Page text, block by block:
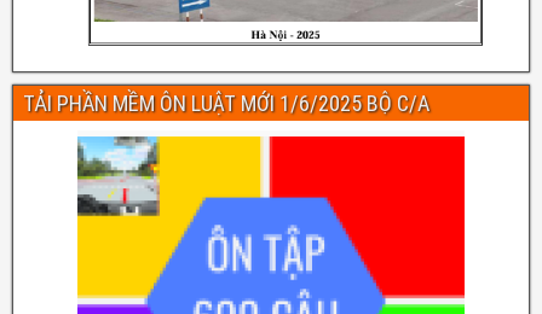
TẢI PHẦN MỀM ÔN LUẬT MỚI 1/6/2025 BỘ C/A